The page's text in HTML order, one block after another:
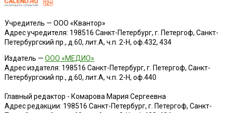
Учредитель — ООО «Квантор»
Адрес учредителя: 198516 Санкт-Петербург, г. Петергоф, Санкт-
Петербургский пр., д.60, лит.А, ч.п. 2-Н, оф.432, 434
Издатель — ООО «МЕДИО»
Адрес издателя: 198516 Санкт-Петербург, г. Петергоф, Санкт-
Петербургский пр., д.60, лит.А, ч.п. 2-Н, оф.440
Главный редактор - Комарова Мария Сергеевна
Адрес редакции: 198516 Санкт-Петербург, г. Петергоф, Санкт-